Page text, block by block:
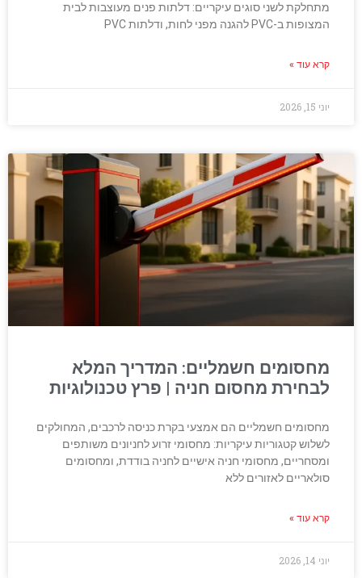
מתחלקת לשני סוגים עיקריים: דלתות פנים מעוצבות לבית
המצופות ב-PVC להגנה מפני לחות, ודלתות PVC
קרא עוד »
יוני 15, 2026
מחסומים חשמליים: המדריך המלא
לבחירת מחסום חניה | פרץ טכנולוגיות
מחסומים חשמליים הם אמצעי בקרת כניסה לרכבים, המחולקים
לשלוש קטגוריות עיקריות: מחסומי זרוע לחניונים משותפים
ומסחריים, מחסומי חניה אישיים לחניה בודדת, ומחסומים
סולאריים לאזורים ללא
קרא עוד »
יוני 14, 2026